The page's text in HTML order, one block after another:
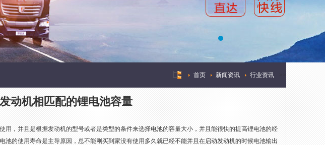
首页 新闻资讯 行业资讯
动机相匹配的锂电池容量
，并且是根据发动机的型号或者是类型的条件来选择电池的容量大小，并且能很快的提高锂电池的经
的使用寿命是主导原因，总不能刚买到家没有使用多久就已经不能并且在启动发动机的时候电池输出